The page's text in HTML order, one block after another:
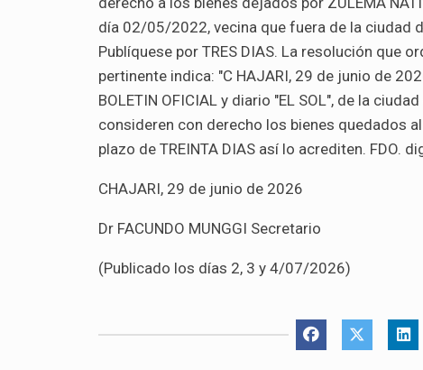
día 02/05/2022, vecina que fuera de la ciudad
Publíquese por TRES DIAS. La resolución que
pertinente indica: "C HAJARI, 29 de junio de
BOLETIN OFICIAL y diario "EL SOL", de la
consideren con derecho los bienes quedados
plazo de TREINTA DIAS así lo acrediten. FDO.
CHAJARI, 29 de junio de 2026
Dr FACUNDO MUNGGI Secretario
(Publicado los días 2, 3 y 4/07/2026)